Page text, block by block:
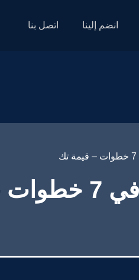
انضم إلينا اتصل بنا
تصميم موقع قطع غيار سيارات